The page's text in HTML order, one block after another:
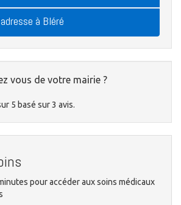
à Bléré
vous de votre mairie ?
5 basé sur3 avis.
pour accéder aux soins médicaux